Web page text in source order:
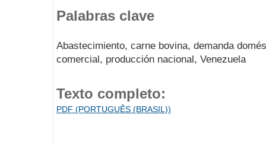
Palabras clave
Abastecimiento, carne bovina, demanda
comercial, producción nacional, Venezuela
Texto completo:
PDF (PORTUGUÊS (BRASIL))